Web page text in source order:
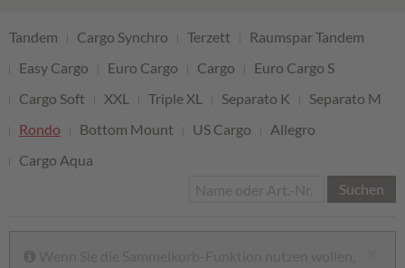
Tandem Cargo Synchro Terzett
Raumspar Tandem
Easy Cargo
Euro Cargo Cargo
Euro Cargo S
Cargo Soft
XXL Triple XL Separato K
Separato M
Rondo
Bottom Mount US Cargo
Allegro
Cargo Aqua
Suchen
Wenn Sie die Sammelkorb-Funktion nutzen wollen,